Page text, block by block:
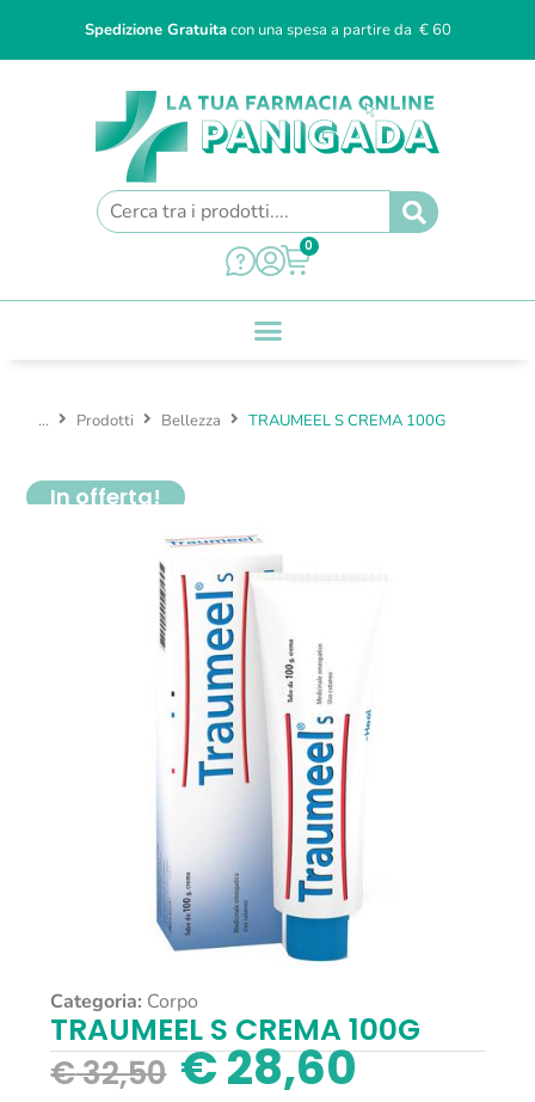
Spedizione Gratuitacon una spesa a partire da € 60
0
... Prodotti Bellezza TRAUMEEL S CREMA 100G
In offerta!
Categoria: Corpo
TRAUMEEL S CREMA 100G
€32,50 €28,60